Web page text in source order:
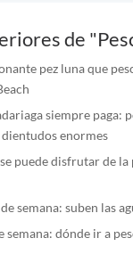
de
pez luna que
siempre paga:
enormes
puede disfrutar de la
semana: suben las
semana: dónde ir a